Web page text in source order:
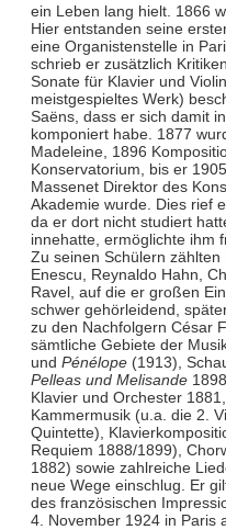
ein Leben lang hielt. 1866
Hier entstanden seine
eine Organistenstelle in
schrieb er zusätzlich
Sonate für Klavier und
meistgespieltes Werk)
Saëns, dass er sich damit
komponiert habe. 1877
Madeleine, 1896
Konservatorium, bis er
Massenet Direktor des
Akademie wurde. Dies rief
da er dort nicht studiert
innehatte, ermöglichte ihm
Zu seinen Schülern
Enescu, Reynaldo Hahn,
Ravel, auf die er großen
schwer gehörleidend,
zu den Nachfolgern César
sämtliche Gebiete der
und Pénélope(1913),
Pelleas und Melisande
Klavier und Orchester 1881,
Kammermusik (u.a. die 2.
Quintette),
Requiem 1888/1899),
1882) sowie zahlreiche
neue Wege einschlug. Er
des französischen
4. November 1924 in Paris